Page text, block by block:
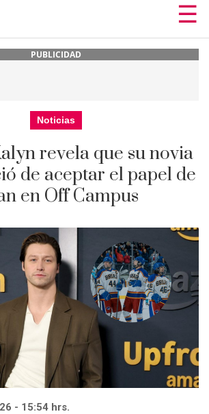
☰
PUBLICIDAD
Noticias
revela que su novia
de aceptar el papel de
en Off Campus
- 15:54 hrs.